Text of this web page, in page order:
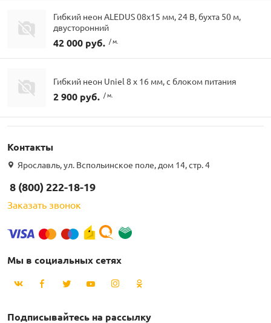
Гибкий неон ALEDUS 08х15 мм, 24 В, бухта 50 м,
двусторонний
42 000 руб. / м.
Гибкий неон Uniel 8 х 16 мм, с блоком питания
2 900 руб. / м.
Контакты
Ярославль, ул. Вспольинское поле, дом 14, стр. 4
8 (800) 222-18-19
Заказать звонок
Мы в социальных сетях
Подписывайтесь на рассылку